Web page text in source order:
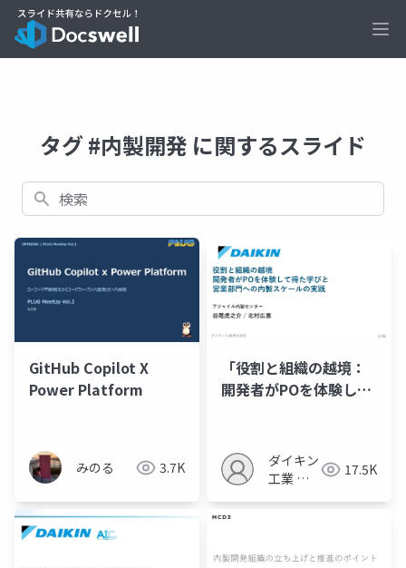
タグ #内製開発 に関するスライド
検索
GitHub Copilot X
Power Platform
みのる 3.7K
「役割と組織の越境：
開発者がPOを体験して
践」
ダイキン
工業 ア
17.5K